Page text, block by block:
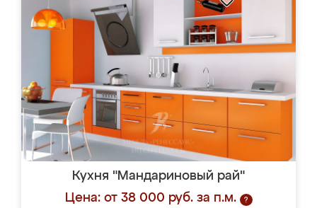
Кухня "Мандариновый рай"
Цена: от 38 000 руб. за п.м.
?